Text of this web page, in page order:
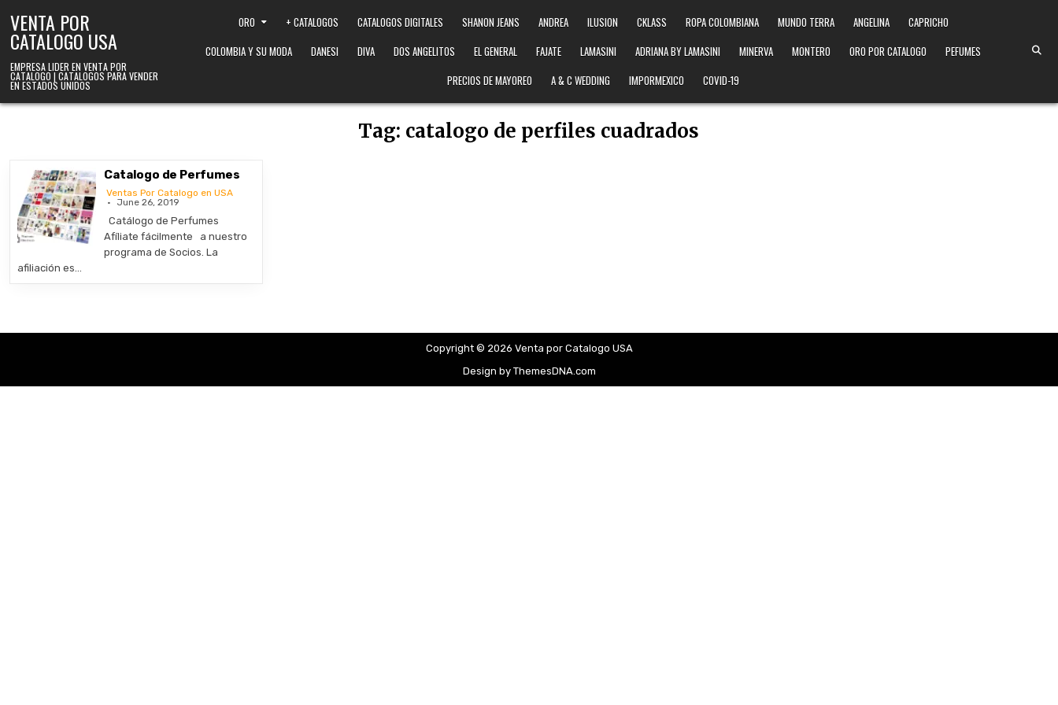
VENTA POR
CATALOGO USA
EMPRESA LIDER EN VENTA POR
CATALOGO | CATALOGOS PARA VENDER
EN ESTADOS UNIDOS
ORO + CATALOGOS CATALOGOS DIGITALES SHANON JEANS ANDREA ILUSION CKLASS ROPA COLOMBIANA MUNDO TERRA ANGELINA
CAPRICHO
COLOMBIA Y SU MODA
DANESI DIVA DOS ANGELITOS EL GENERAL FAJATE LAMASINI ADRIANA BY LAMASINI MINERVA MONTERO ORO POR CATALOGO
PEFUMES
PRECIOS DE MAYOREO
A & C WEDDING IMPORMEXICO COVID-19
Tag: catalogo de perfiles cuadrados
Catalogo de Perfumes
Ventas Por Catalogo en USA
June 26, 2019
Catálogo de Perfumes
Afíliate fácilmente a nuestro
programa de Socios. La
afiliación es…
Copyright © 2026 Venta por Catalogo USA
Design by ThemesDNA.com